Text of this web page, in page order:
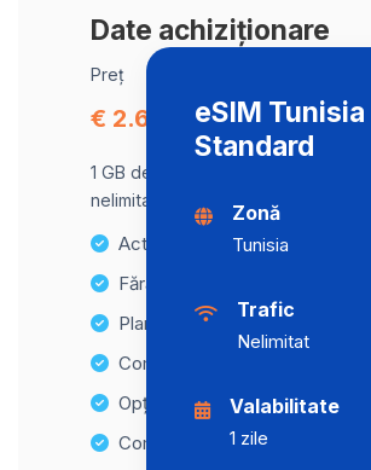
Date achiziționare
Preț
€ 2.66
1 GB de date la viteză maximă,
nelimitat la o viteză de 512 Kbps .
Activare instantanee
Fără taxe ascunse
Planuri de date nelimitate
Compatibilitate cu multiple
Opțiuni de reîncărcare ușoară
Compatibilitate Hotspot
eSIM
Standard
Zonă
Tunisia
Trafic
Nelimitat
Valabilitate
1 zile